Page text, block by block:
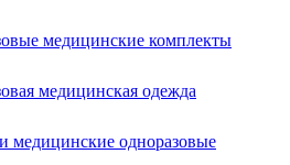
медицинские комплекты
медицинская одежда
медицинские одноразовые